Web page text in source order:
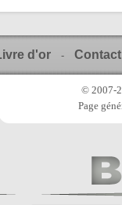
d'or - Contact
© 2007-
Page